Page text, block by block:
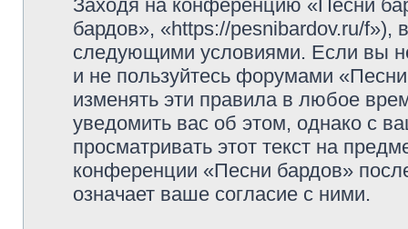
Заходя на конференцию «Песни
бардов», «https://pesnibardov.ru/f»),
следующими условиями. Если вы
и не пользуйтесь форумами
изменять эти правила в любое
уведомить вас об этом, однако с
просматривать этот текст на
конференции «Песни бардов»
означает ваше согласие с ними.